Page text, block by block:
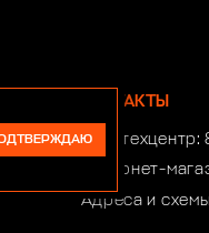
КОНТАКТЫ
Автотехцентр:
Интернет-
Адреса и